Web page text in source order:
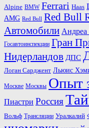
Alpine BMW Ferrari Haas
AMG Red Bull Red Bull
Автомобили
Госавтоинспекции Гран
Нидерландов ДПС
Логан Сарджент Льюис
Москве Москвы Опыт
Пиастри Россия
Вольф Трансляции Уралкалий